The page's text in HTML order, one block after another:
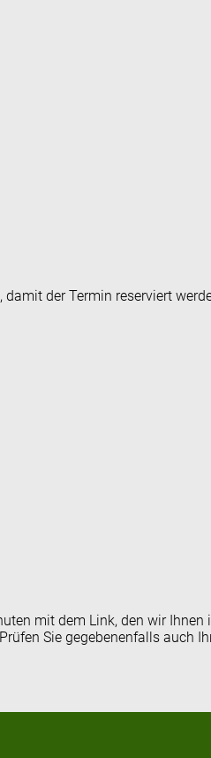
der Termin reserviert
mit dem Link, den wir
Sie gegebenenfalls auch